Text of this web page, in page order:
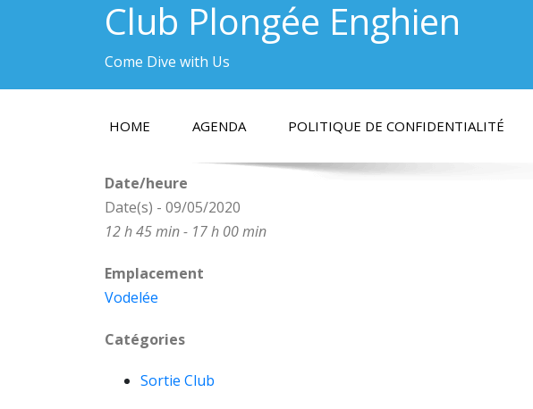
Club Plongée Enghien
Come Dive with Us
HOME AGENDA POLITIQUE DE CONFIDENTIALITÉ
Date/heure
Date(s) - 09/05/2020
12 h 45 min - 17 h 00 min
Emplacement
Vodelée
Catégories
Sortie Club